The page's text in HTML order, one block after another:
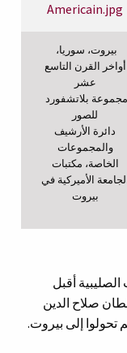
أواخر القرن التاسع
عشر
للصور
دائرة الأرشيف
والمجموعات
الخاصة، مكتبات
الأميركية في
بيروت
أقبل
صلاح الدين
تحولوا إلى بيروت.